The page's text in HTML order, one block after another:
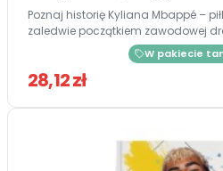
Poznaj historię Kyliana Mbappé –
zaledwie początkiem zawodowej
W pakiecie
28,12 zł